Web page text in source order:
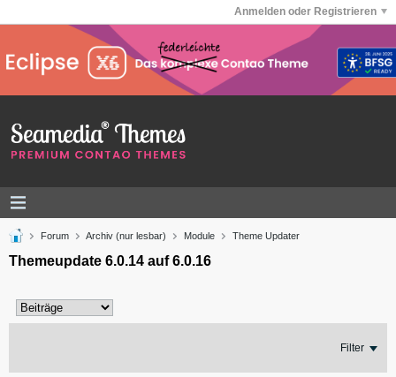
Anmelden oder Registrieren
Forum Archiv (nur lesbar) Module Theme Updater
Themeupdate 6.0.14 auf 6.0.16
Filter